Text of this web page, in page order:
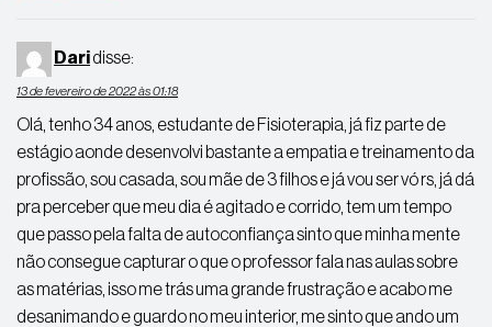
Daridisse:
13 de fevereiro de 2022 às 01:18
Olá, tenho 34 anos, estudante de Fisioterapia, já fiz parte de
estágio aonde desenvolvi bastante a empatia e treinamento da
profissão, sou casada, sou mãe de 3 filhos e já vou ser vó rs, já dá
pra perceber que meu dia é agitado e corrido, tem um tempo
que passo pela falta de autoconfiança sinto que minha mente
não consegue capturar o que o professor fala nas aulas sobre
as matérias, isso me trás uma grande frustração e acabo me
desanimando e guardo no meu interior, me sinto que ando um